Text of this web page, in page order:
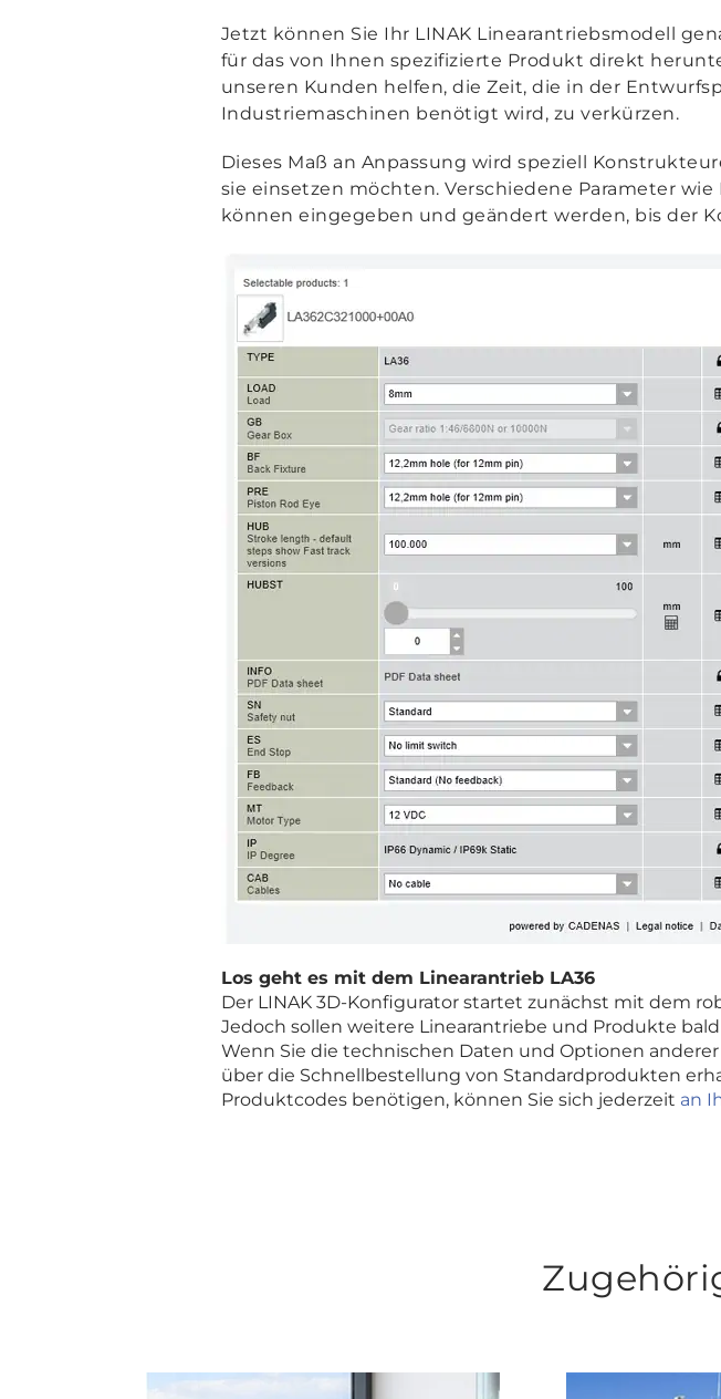
Jetzt können Sie Ihr LINAK Linearantriebsmodell
für das von Ihnen spezifizierte Produkt direkt
unseren Kunden helfen, die Zeit, die in der
Industriemaschinen benötigt wird, zu verkürzen.
Dieses Maß an Anpassung wird speziell
sie einsetzen möchten. Verschiedene Parameter
können eingegeben und geändert werden, bis der
Los geht es mit dem Linearantrieb LA36
Der LINAK 3D-Konfigurator startet zunächst mit dem
Jedoch sollen weitere Linearantriebe und Produkte
Wenn Sie die technischen Daten und Optionen anderer
über die Schnellbestellung von Standardprodukten
Produktcodes benötigen, können Sie sich jederzeit an